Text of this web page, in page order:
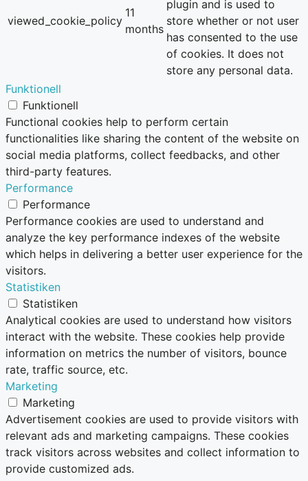
viewed_cookie_policy
11
months
plugin and is used to
store whether or not user
has consented to the use
of cookies. It does not
store any personal data.
Funktionell
Funktionell
Functional cookies help to perform certain
functionalities like sharing the content of the website on
social media platforms, collect feedbacks, and other
third-party features.
Performance
Performance
Performance cookies are used to understand and
analyze the key performance indexes of the website
which helps in delivering a better user experience for the
visitors.
Statistiken
Statistiken
Analytical cookies are used to understand how visitors
interact with the website. These cookies help provide
information on metrics the number of visitors, bounce
rate, traffic source, etc.
Marketing
Marketing
Advertisement cookies are used to provide visitors with
relevant ads and marketing campaigns. These cookies
track visitors across websites and collect information to
provide customized ads.